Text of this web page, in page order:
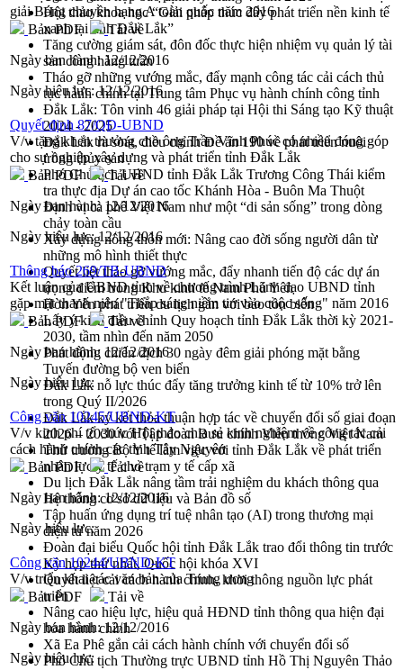
Hội thảo khoa học “Giải pháp thúc đẩy phát triển nền kinh tế
xanh tại tỉnh Đắk Lắk”
Tăng cường giám sát, đôn đốc thực hiện nhiệm vụ quản lý tài
sản công hàng tuần
Tháo gỡ những vướng mắc, đẩy mạnh công tác cải cách thủ
tục hành chính tại Trung tâm Phục vụ hành chính công tỉnh
Đắk Lắk: Tôn vinh 46 giải pháp tại Hội thi Sáng tạo Kỹ thuật
2024 - 2025
Đắk Lắk rà soát, điều chỉnh Đề án 190 về phát triển nuôi
trồng thủy sản
Phó Chủ tịch UBND tỉnh Đắk Lắk Trương Công Thái kiểm
tra thực địa Dự án cao tốc Khánh Hòa - Buôn Ma Thuột
Định vị cà phê Việt Nam như một “di sản sống” trong dòng
chảy toàn cầu
Xây dựng nông thôn mới: Nâng cao đời sống người dân từ
những mô hình thiết thực
Quyết liệt tháo gỡ vướng mắc, đẩy nhanh tiến độ các dự án
trọng điểm trong Khu kinh tế Nam Phú Yên
Hòn Yến phát triển du lịch gắn với bảo tồn biển
Lấy ý kiến điều chỉnh Quy hoạch tỉnh Đắk Lắk thời kỳ 2021-
2030, tầm nhìn đến năm 2050
Phát động chiến dịch 30 ngày đêm giải phóng mặt bằng
Tuyến đường bộ ven biển
Đắk Lắk nỗ lực thúc đẩy tăng trưởng kinh tế từ 10% trở lên
trong Quý II/2026
Đắk Lắk ký kết thỏa thuận hợp tác về chuyển đổi số giai đoạn
2026 – 2030 với Tập đoàn Bưu chính Viễn thông Việt Nam
Thứ trưởng Bộ Y tế làm việc với tỉnh Đắk Lắk về phát triển
nhân lực y tế cho trạm y tế cấp xã
Du lịch Đắk Lắk nâng tầm trải nghiệm du khách thông qua
Hệ thống cơ sở dữ liệu và Bản đồ số
Tập huấn ứng dụng trí tuệ nhân tạo (AI) trong thương mại
điện tử năm 2026
Đoàn đại biểu Quốc hội tỉnh Đắk Lắk trao đổi thông tin trước
Kỳ họp thứ nhất, Quốc hội khóa XVI
Quyết liệt cải cách hành chính, khơi thông nguồn lực phát
triển
Nâng cao hiệu lực, hiệu quả HĐND tỉnh thông qua hiện đại
hóa hành chính
Xã Ea Phê gắn cải cách hành chính với chuyển đổi số
Phó Chủ tịch Thường trực UBND tỉnh Hồ Thị Nguyên Thảo
giải Bóng chuyền hạng A toàn quốc năm 2016
Bản PDF
Tải về
Ngày ban hành:12/12/2016
Ngày hiệu lực:12/12/2016
Quyết định 87/QĐ-UBND
V/v tặng khen thưởng cho ông Trần Vĩnh Phúc có nhiều đóng góp
cho sự nghiệp xây dựng và phát triển tỉnh Đắk Lắk
Bản PDF
Tải về
Ngày ban hành:12/12/2016
Ngày hiệu lực:12/12/2016
Thông báo 269/TB-UBND
Kết luận của UBND tỉnh về chương trình Lãnh đạo UBND tỉnh
gặp mặt thanh niên "Thắp sáng niềm tin vào cuộc sống" năm 2016
Bản PDF
Tải về
Ngày ban hành: 12/12/2016
Ngày hiệu lực:
Công văn 10245/UBND-KT
V/v kinh phí tổ chức Hội thảo chia sẻ kinh nghiệm về công tác cải
cách hành chính các tỉnh Tây Nguyên
Bản PDF
Tải về
Ngày ban hành:12/12/2016
Ngày hiệu lực:
Công văn 10244/UBND-KT
V/v triển khai các văn bản của Trung ương
Bản PDF
Tải về
Ngày ban hành:12/12/2016
Ngày hiệu lực: